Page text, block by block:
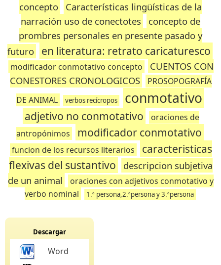
concepto
Características lingüísticas de la
narración uso de conectotes
concepto de
prombres personales en presente pasado y
futuro
en literatura: retrato caricaturesco
modificador conmotativo concepto
CUENTOS CON
CONESTORES CRONOLOGICOS
PROSOPOGRAFÍA
DE ANIMAL
verbos recícropos conmotativo
adjetivo no conmotativo
oraciones de
antropónimos
modificador conmotativo
funcion de los recursos literarios
caracteristicas
flexivas del sustantivo
descripcion subjetiva
de un animal
oraciones con adjetivos conmotativo y
verbo nominal
1.ª persona,2.ªpersona y 3.ªpersona
Descargar
Word